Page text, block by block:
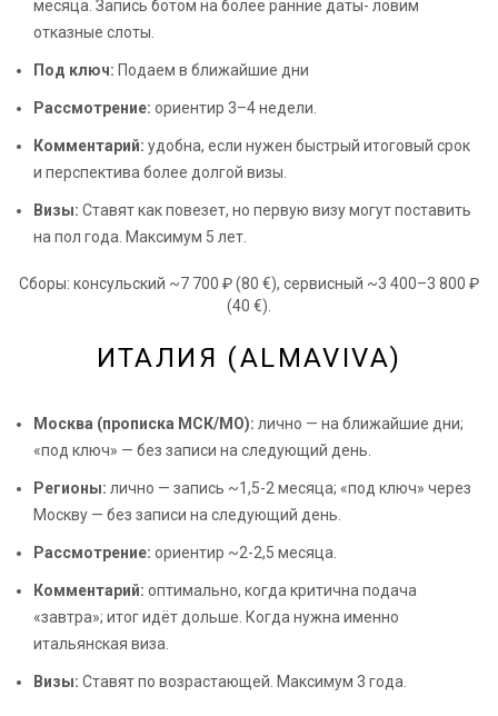
месяца. Запись ботом на более ранние даты- ловим
отказные слоты.
Под ключ: Подаем в ближайшие дни
Рассмотрение: ориентир 3–4 недели.
Комментарий: удобна, если нужен быстрый итоговый срок
и перспектива более долгой визы.
Визы: Ставят как повезет, но первую визу могут поставить
на пол года. Максимум 5 лет.
Сборы: консульский ~7 700 ₽ (80 €), сервисный ~3 400–3 800 ₽
(40 €).
ИТАЛИЯ (ALMAVIVA)
Москва (прописка МСК/МО): лично — на ближайшие дни;
«под ключ» — без записи на следующий день.
Регионы: лично — запись ~1,5-2 месяца; «под ключ» через
Москву — без записи на следующий день.
Рассмотрение: ориентир ~2-2,5 месяца.
Комментарий: оптимально, когда критична подача
«завтра»; итог идёт дольше. Когда нужна именно
итальянская виза.
Визы: Ставят по возрастающей. Максимум 3 года.